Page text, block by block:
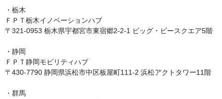
・栃木
ＦＰＴ栃木イノベーションハブ
〒321-0953 栃木県宇都宮市東宿郷2-2-1 ビッグ・ビースクエア5階
・静岡
ＦＰＴ静岡モビリティハブ
〒430-7790 静岡県浜松市中区板屋町111-2 浜松アクトタワー11階
・群馬